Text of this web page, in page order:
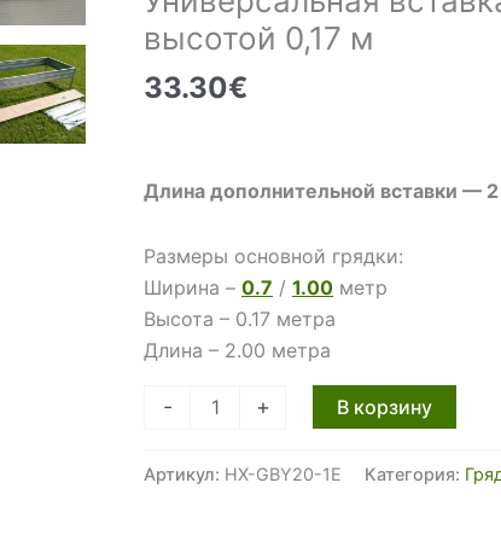
высотой 0,17 м
33.30€
Длина дополнительной вставки —
Размеры основной грядки:
Ширина – 0.7 / 1.00 метр
Высота – 0.17 метра
Длина – 2.00 метра
-
Количество
Универсальная
+ В корзину
Артикул: HX-GBY20-1E Категория: